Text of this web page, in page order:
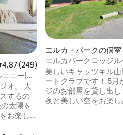
ビュー249件、5つ星中4.87つ星の
4.87 (249)
ニー|リ
オ。 大
するの
太陽を
お楽し
エルカ・パークの個室
エルカパークロッジ
美しいキャッツキル
ートクラブです！ 5月から10月まで、ロッ
ジのお部屋を貸し出してい
夜と美しい空をお楽